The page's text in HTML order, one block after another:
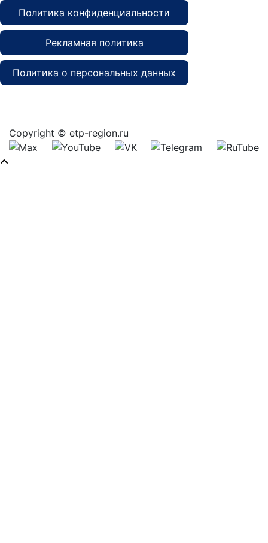
Политика конфиденциальности
Рекламная политика
Политика о персональных данных
Copyright © etp-region.ru